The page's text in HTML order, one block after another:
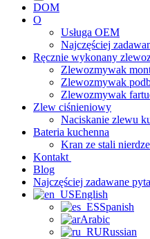
DOM
O
Usługa OEM
Najczęściej
Ręcznie wykonany
Zlewozmywak
Zlewozmywak
Zlewozmywak
Zlew ciśnieniowy
Naciskanie zlewu
Bateria kuchenna
Kran ze stali
Kontakt
Blog
Najczęściej zadawane
English
Spanish
Arabic
Russian